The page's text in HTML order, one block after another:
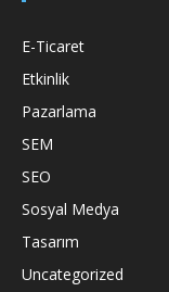
E-Ticaret
Etkinlik
Pazarlama
SEM
SEO
Sosyal Medya
Tasarım
Uncategorized